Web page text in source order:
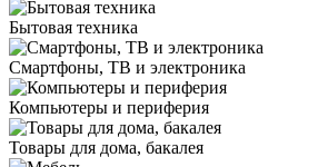
Бытовая техника
Смартфоны, ТВ и электроника
Компьютеры и периферия
Товары для дома, бакалея